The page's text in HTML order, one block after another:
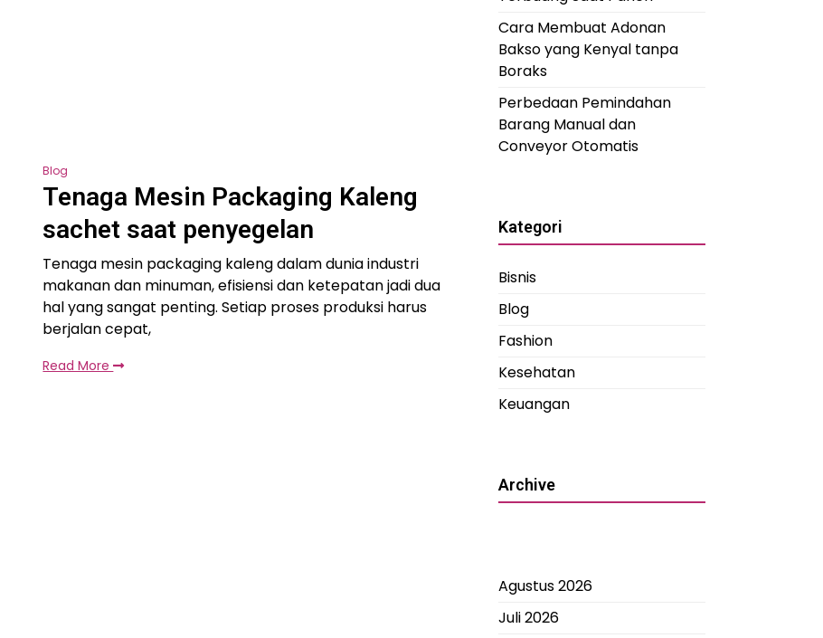
Blog
Tenaga Mesin Packaging Kaleng
sachet saat penyegelan
Tenaga mesin packaging kaleng dalam dunia industri
makanan dan minuman, efisiensi dan ketepatan jadi dua
hal yang sangat penting. Setiap proses produksi harus
berjalan cepat,
Read More
Cara Membuat Adonan
Bakso yang Kenyal tanpa
Boraks
Perbedaan Pemindahan
Barang Manual dan
Conveyor Otomatis
Kategori
Bisnis
Blog
Fashion
Kesehatan
Keuangan
Archive
Agustus 2026
Juli 2026